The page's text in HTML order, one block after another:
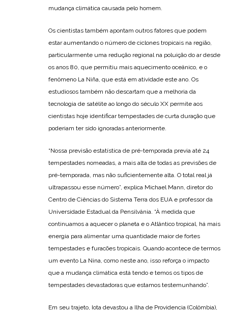
mudança climática causada pelo homem.
Os cientistas também apontam outros fatores que podem
estar aumentando o número de ciclones tropicais na região,
particularmente uma redução regional na poluição do ar desde
os anos 80, que permitiu mais aquecimento oceânico, e o
fenômeno La Niña, que está em atividade este ano. Os
estudiosos também não descartam que a melhoria da
tecnologia de satélite ao longo do século XX permite aos
cientistas hoje identificar tempestades de curta duração que
poderiam ter sido ignoradas anteriormente.
“Nossa previsão estatística de pré-temporada previa até 24
tempestades nomeadas, a mais alta de todas as previsões de
pré-temporada, mas não suficientemente alta. O total real já
ultrapassou esse número”, explica Michael Mann, diretor do
Centro de Ciências do Sistema Terra dos EUA e professor da
Universidade Estadual da Pensilvânia. “À medida que
continuamos a aquecer o planeta e o Atlântico tropical, há mais
energia para alimentar uma quantidade maior de fortes
tempestades e furacões tropicais. Quando acontece de termos
um evento La Nina, como neste ano, isso reforça o impacto
que a mudança climática está tendo e temos os tipos de
tempestades devastadoras que estamos testemunhando”.
Em seu trajeto, Iota devastou a Ilha de Providencia (Colômbia),